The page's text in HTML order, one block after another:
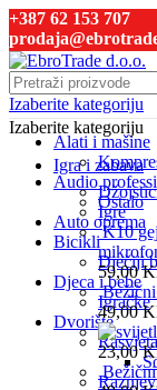
+387 62 153 707
Izaberite kategoriju
Alati i mašine
Audio
Ostalo
Auto oprema
Bicikli
Dječiji
Djeca i bebe
Igračke
Dvorište
Rasvjeta
Izaberite kategoriju
Igra i zabava
Igre
K10
59,00
49,00
23,00